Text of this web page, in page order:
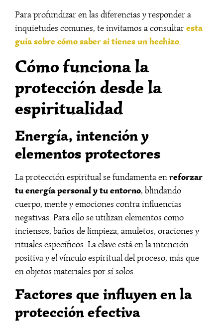
Para profundizar en las diferencias y responder a
inquietudes comunes, te invitamos a consultaresta
guía sobre cómo saber si tienes un hechizo.
Cómo funciona la
protección desde la
espiritualidad
Energía, intención y
elementos protectores
La protección espiritual se fundamenta enreforzar
tu energía personal y tu entorno, blindando
cuerpo, mente y emociones contra influencias
negativas. Para ello se utilizan elementos como
inciensos, baños de limpieza, amuletos, oraciones y
rituales específicos. La clave está en la intención
positiva y el vínculo espiritual del proceso, más que
en objetos materiales por sí solos.
Factores que influyen en la
protección efectiva